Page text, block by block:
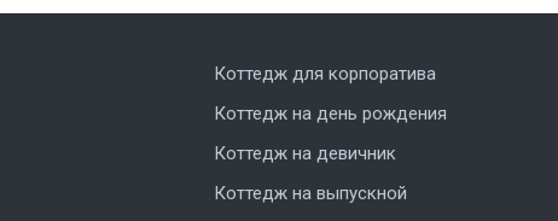
Коттедж для корпоратива
Коттедж на день рождения
Коттедж на девичник
Коттедж на выпускной